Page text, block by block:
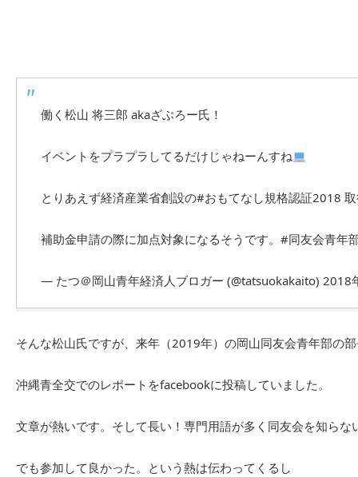
働く松山 将三郎 akaざぶろー氏！
イベントをプラプラしてるだけじゃねーんすね
とりあえず経済産業省創設の#おもてなし規格認証2018
補助金申請の際に加点対象になるそうです。 #同友会青年
— たつ＠岡山青年経済人ブロガー (@tatsuokakaito) 2018
そんな松山氏ですが、来年（2019年）の岡山同友会青年部の
沖縄青全交でのレポートをfacebookに投稿していました。
文章が熱いです。そして長い！専門用語が多く同友会を知らな
でも参加して良かった。という熱は伝わってくるし